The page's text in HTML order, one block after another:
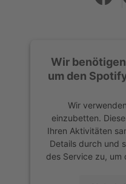
Wir
um den
Wir
einzubetten.
Ihren Aktivitäten
Details durch und
des Service zu, um